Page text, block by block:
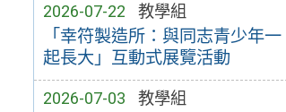
2026-07-22 教學組
「幸符製造所：與同志青少年一
起長大」互動式展覽活動
2026-07-03 教學組